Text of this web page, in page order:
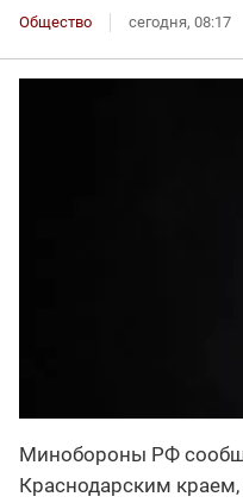
Общество сегодня, 08:17
Минобороны РФ
Краснодарским